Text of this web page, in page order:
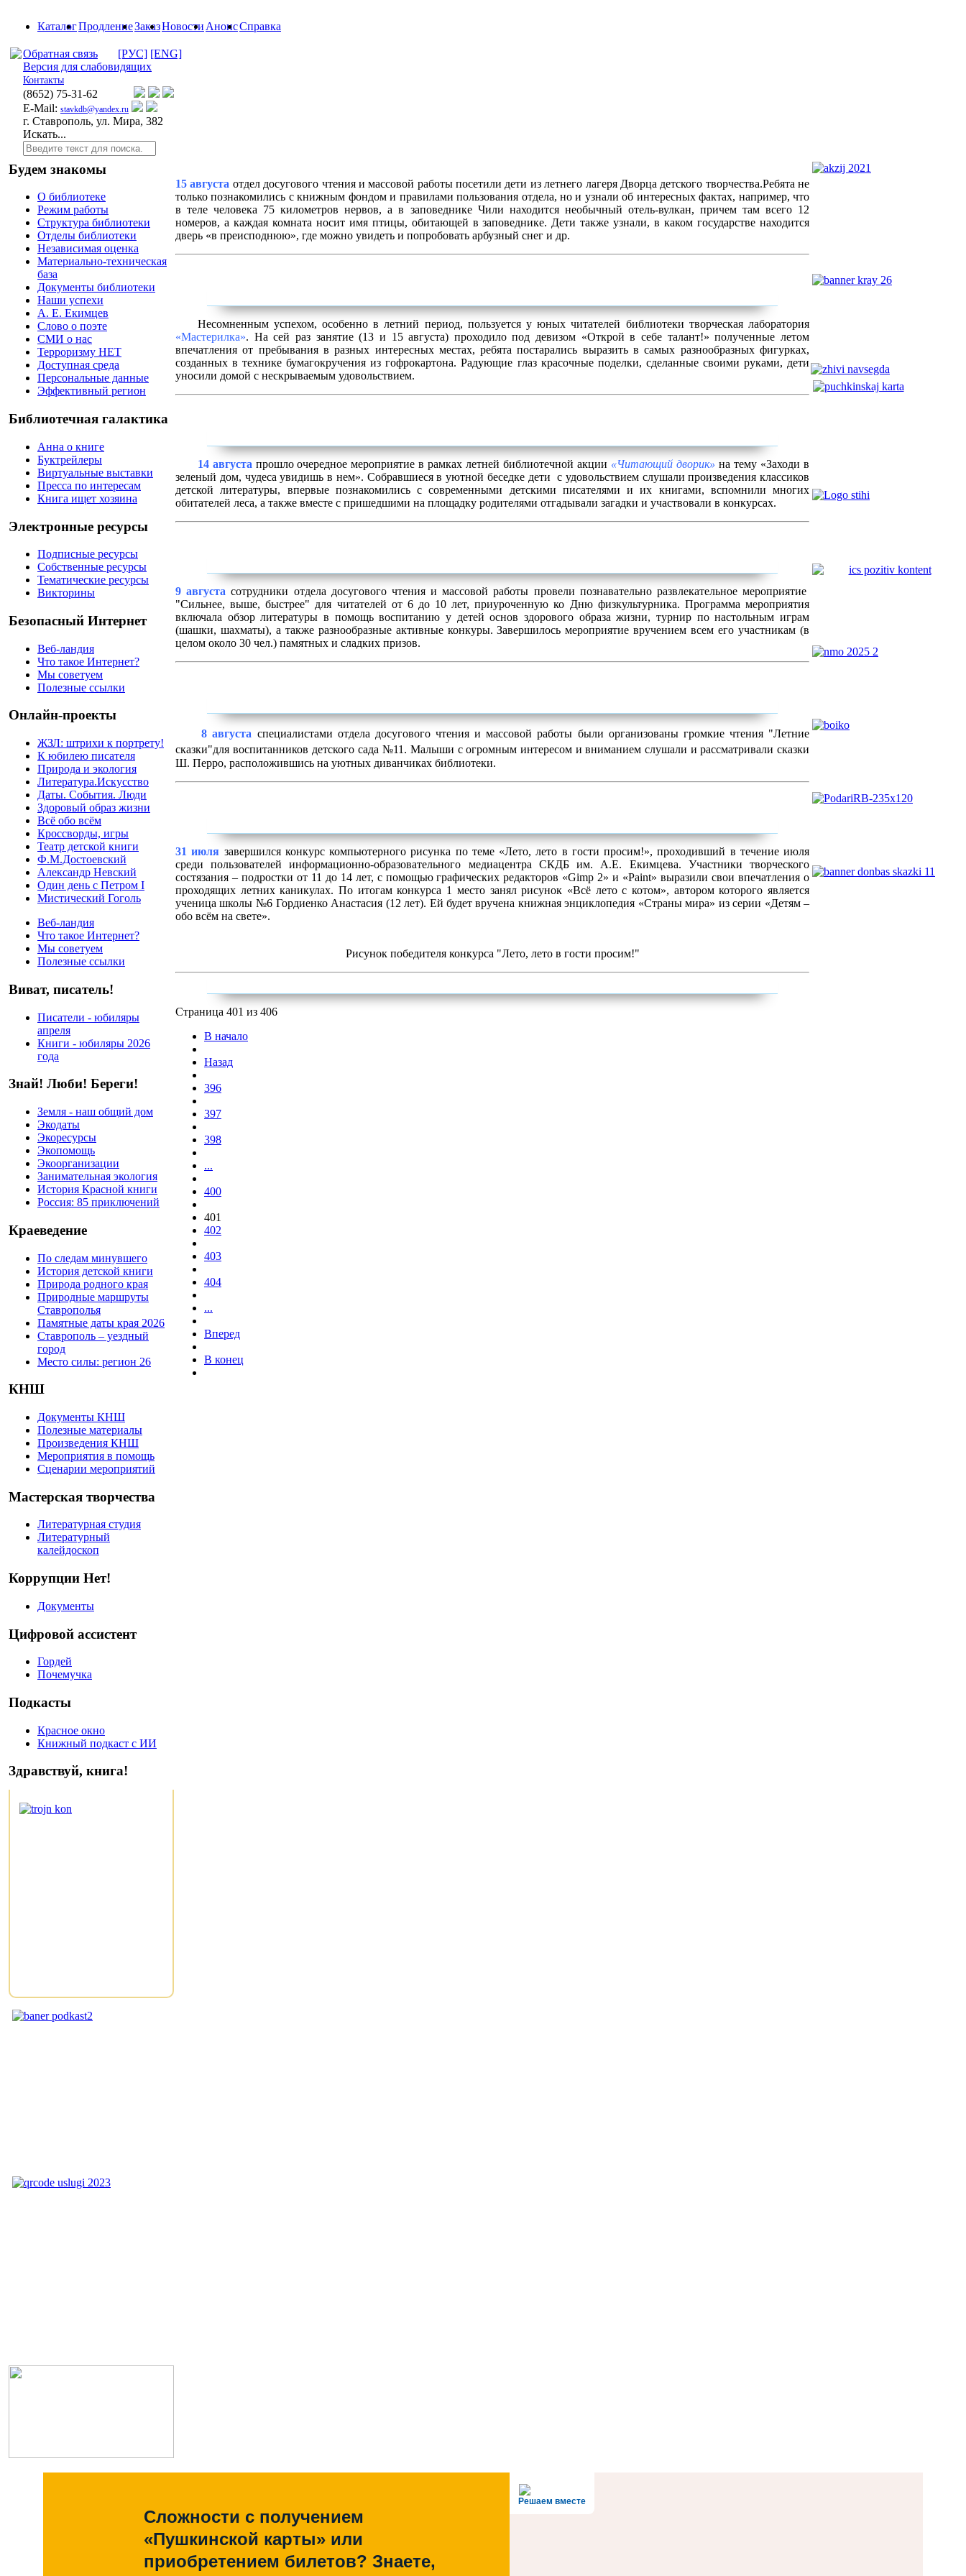
КаталогПродлениеЗаказНовости АнонсСправка
Обратная связь [РУС] [ENG]
Версия для слабовидящих
Контакты
(8652) 75-31-62
E-Mail: stavkdb@yandex.ru
г. Ставрополь, ул. Мира, 382
Искать...
Будем знакомы
О библиотеке
Режим работы
Структура библиотеки
Отделы библиотеки
Независимая оценка
Материально-техническая
база
Документы библиотеки
Наши успехи
А. Е. Екимцев
Слово о поэте
СМИ о нас
Терроризму НЕТ
Доступная среда
Персональные данные
Эффективный регион
Библиотечная галактика
Анна о книге
Буктрейлеры
Виртуальные выставки
Пресса по интересам
Книга ищет хозяина
Электронные ресурсы
Подписные ресурсы
Собственные ресурсы
Тематические ресурсы
Викторины
Безопасный Интернет
Веб-ландия
Что такое Интернет?
Мы советуем
Полезные ссылки
Онлайн-проекты
ЖЗЛ: штрихи к портрету!
К юбилею писателя
Природа и экология
Литература.Искусство
Даты. События. Люди
Здоровый образ жизни
Всё обо всём
Кроссворды, игры
Театр детской книги
Ф.М.Достоевский
Александр Невский
Один день с Петром I
Мистический Гоголь
Веб-ландия
Что такое Интернет?
Мы советуем
Полезные ссылки
Виват, писатель!
Писатели - юбиляры
апреля
Книги - юбиляры 2026
года
Знай! Люби! Береги!
Земля - наш общий дом
Экодаты
Экоресурсы
Экопомощь
Экоорганизации
Занимательная экология
История Красной книги
Россия: 85 приключений
Краеведение
По следам минувшего
История детской книги
Природа родного края
Природные маршруты
Ставрополья
Памятные даты края 2026
Ставрополь – уездный
город
Место силы: регион 26
КНШ
Документы КНШ
Полезные материалы
Произведения КНШ
Мероприятия в помощь
Сценарии мероприятий
Мастерская творчества
Литературная студия
Литературный
калейдоскоп
Коррупции Нет!
Документы
Цифровой ассистент
Гордей
Почемучка
Подкасты
Красное окно
Книжный подкаст с ИИ
Здравствуй, книга!
15 августа отдел досугового чтения и массовой работы посетили дети из летнего лагеря Дворца детского творчества.Ребята не
только познакомились с книжным фондом и правилами пользования отдела, но и узнали об интересных фактах, например, что
в теле человека 75 километров нервов, а в заповеднике Чили находится необычный отель-вулкан, причем там всего 12
номеров, а каждая комната носит имя птицы, обитающей в заповеднике. Дети также узнали, в каком государстве находится
дверь «в преисподнюю», где можно увидеть и попробовать арбузный снег и др.
Несомненным успехом, особенно в летний период, пользуется у юных читателей библиотеки творческая лаборатория
«Мастерилка». На сей раз занятие (13 и 15 августа) проходило под девизом «Открой в себе талант!» полученные летом
впечатления от пребывания в разных интересных местах, ребята постарались выразить в самых разнообразных фигурках,
созданных в технике бумагокручения из гофрокартона.Радующие глаз красочные поделки, сделанные своими руками, дети
уносили домой с нескрываемым удовольствием.
14 августа прошло очередное мероприятие в рамках летней библиотечной акции «Читающий дворик» на тему «Заходи в
зеленый дом, чудеса увидишь в нем». Собравшиеся в уютной беседке дети с удовольствием слушали произведения классиков
детской литературы, впервые познакомились с современными детскими писателями и их книгами, вспомнили многих
обитателей леса, а также вместе с пришедшими на площадку родителями отгадывали загадки и участвовали в конкурсах.
9 августа сотрудники отдела досугового чтения и массовой работы провели познавательно развлекательное мероприятие
"Сильнее, выше, быстрее" для читателей от 6 до 10 лет, приуроченную ко Дню физкультурника. Программа мероприятия
включала обзор литературы в помощь воспитанию у детей основ здорового образа жизни, турнир по настольным играм
(шашки, шахматы), а также разнообразные активные конкуры. Завершилось мероприятие вручением всем его участникам (в
целом около 30 чел.) памятных и сладких призов.
8 августа специалистами отдела досугового чтения и массовой работы были организованыгромкие чтения "Летние
сказки"для воспитанников детского сада №11. Малыши с огромным интересом и вниманием слушали и рассматривали сказки
Ш. Перро, расположившись на уютных диванчиках библиотеки.
31 июля завершился конкурс компьютерного рисунка по теме «Лето, лето в гости просим!», проходивший в течение июля
среди пользователей информационно-образовательного медиацентра СКДБ им. А.Е. Екимцева. Участники творческого
состязания – подростки от 11 до 14 лет, с помощью графических редакторов «Gimp 2» и «Paint» выразили свои впечатления о
проходящих летних каникулах. По итогам конкурса 1 место занял рисунок «Всё лето с котом», автором которого является
ученица школы №6 Гордиенко Анастасия (12 лет). Ей будет вручена книжная энциклопедия «Страны мира» из серии «Детям –
обо всём на свете».
Рисунок победителя конкурса "Лето, лето в гости просим!"
Страница 401 из 406
В начало
Назад
396
397
398
...
400
401
402
403
404
...
Вперед
В конец
Решаем вместе
Сложности с получением
«Пушкинской карты» или
приобретением билетов? Знаете,